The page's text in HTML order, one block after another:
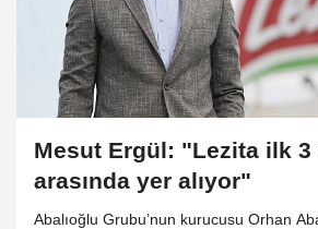
Mesut Ergül: "Lezita ilk 3
arasında yer alıyor"
Abalıoğlu Grubu’nun kurucusu Orhan